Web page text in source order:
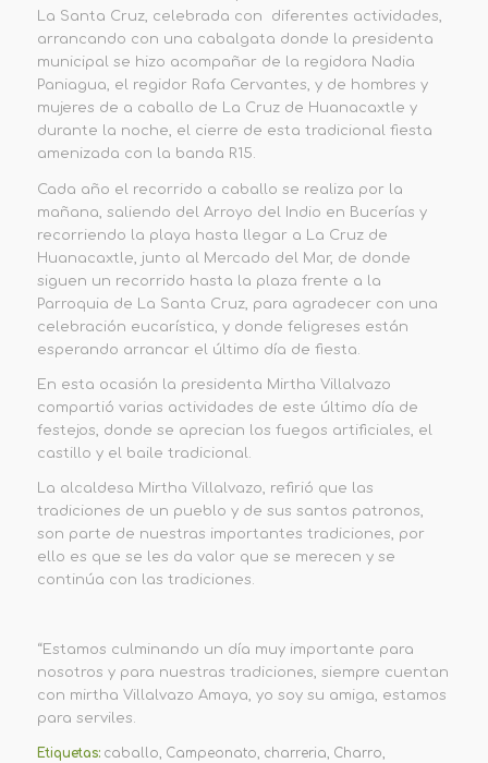
La Santa Cruz, celebrada con diferentes actividades,
arrancando con una cabalgata donde la presidenta
municipal se hizo acompañar de la regidora Nadia
Paniagua, el regidor Rafa Cervantes, y de hombres y
mujeres de a caballo de La Cruz de Huanacaxtle y
durante la noche, el cierre de esta tradicional fiesta
amenizada con la banda R15.
Cada año el recorrido a caballo se realiza por la
mañana, saliendo del Arroyo del Indio en Bucerías y
recorriendo la playa hasta llegar a La Cruz de
Huanacaxtle, junto al Mercado del Mar, de donde
siguen un recorrido hasta la plaza frente a la
Parroquia de La Santa Cruz, para agradecer con una
celebración eucarística, y donde feligreses están
esperando arrancar el último día de fiesta.
En esta ocasión la presidenta Mirtha Villalvazo
compartió varias actividades de este último día de
festejos, donde se aprecian los fuegos artificiales, el
castillo y el baile tradicional.
La alcaldesa Mirtha Villalvazo, refirió que las
tradiciones de un pueblo y de sus santos patronos,
son parte de nuestras importantes tradiciones, por
ello es que se les da valor que se merecen y se
continúa con las tradiciones.
“Estamos culminando un día muy importante para
nosotros y para nuestras tradiciones, siempre cuentan
con mirtha Villalvazo Amaya, yo soy su amiga, estamos
para serviles.
Etiquetas: caballo, Campeonato, charreria, Charro,